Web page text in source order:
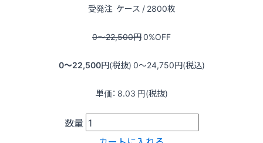
受発注 ケース / 2800枚
0〜22,500円0%OFF
0〜22,500円(税抜) 0〜24,750円(税込)
単価： 8.03 円(税抜)
数量